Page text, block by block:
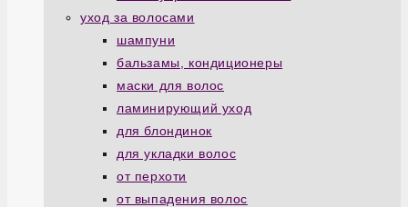
уход за волосами
шампуни
бальзамы, кондиционеры
маски для волос
ламинирующий уход
для блондинок
для укладки волос
от перхоти
от выпадения волос